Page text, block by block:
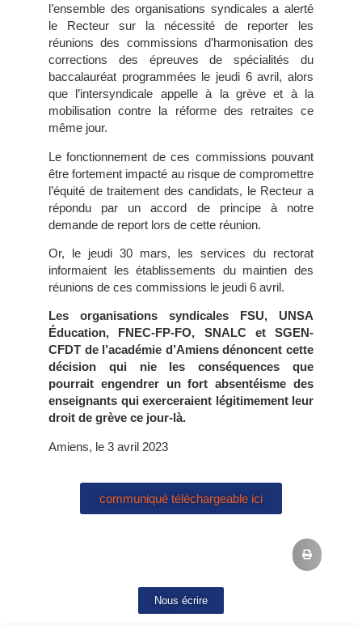
l’ensemble des organisations syndicales a alerté
le Recteur sur la nécessité de reporter les
réunions des commissions d’harmonisation des
corrections des épreuves de spécialités du
baccalauréat programmées le jeudi 6 avril, alors
que l’intersyndicale appelle à la grève et à la
mobilisation contre la réforme des retraites ce
même jour.
Le fonctionnement de ces commissions pouvant
être fortement impacté au risque de compromettre
l’équité de traitement des candidats, le Recteur a
répondu par un accord de principe à notre
demande de report lors de cette réunion.
Or, le jeudi 30 mars, les services du rectorat
informaient les établissements du maintien des
réunions de ces commissions le jeudi 6 avril.
Les organisations syndicales FSU, UNSA
Éducation, FNEC-FP-FO, SNALC et SGEN-
CFDT de l’académie d’Amiens dénoncent cette
décision qui nie les conséquences que
pourrait engendrer un fort absentéisme des
enseignants qui exerceraient légitimement leur
droit de grève ce jour-là.
Amiens, le 3 avril 2023
communiqué téléchargeable ici
Nous écrire